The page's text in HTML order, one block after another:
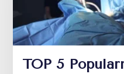
TOP 5